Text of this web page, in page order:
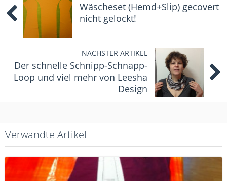
Wäscheset (Hemd+Slip) gecovert
nicht gelockt!
NÄCHSTER ARTIKEL
Der schnelle Schnipp-Schnapp-
Loop und viel mehr von Leesha
Design
Verwandte Artikel